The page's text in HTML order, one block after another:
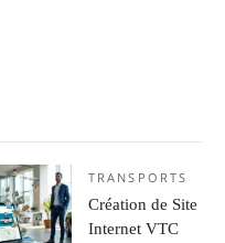
TRANSPORTS
Création de Site
Internet VTC